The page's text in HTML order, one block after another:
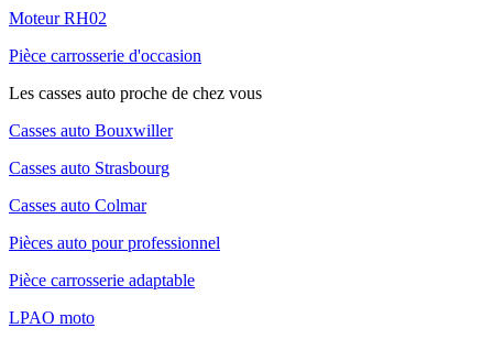
Moteur RH02
Pièce carrosserie d'occasion
Les casses auto proche de chez vous
Casses auto Bouxwiller
Casses auto Strasbourg
Casses auto Colmar
Pièces auto pour professionnel
Pièce carrosserie adaptable
LPAO moto